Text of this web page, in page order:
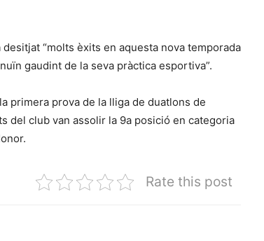
“molts èxits en aquesta nova temporada
gaudint de la seva pràctica esportiva”.
primera prova de la lliga de duatlons de
del club van assolir la 9a posició en categoria
Rate this post